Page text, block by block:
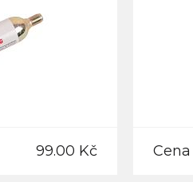
99.00 Kč Cena